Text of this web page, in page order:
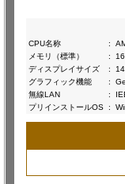
CPU名称
:
メモリ（標準）
:
ディスプレイサイズ
:
グラフィック機能
:
無線LAN
:
プリインストールOS :